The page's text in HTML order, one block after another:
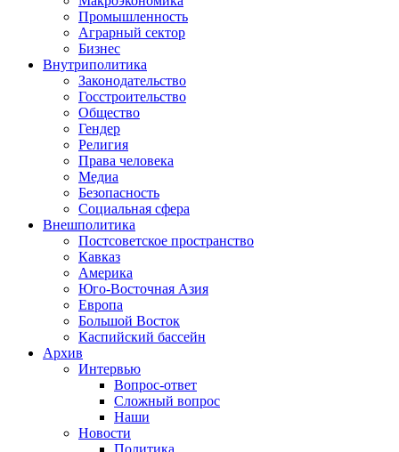
Промышленность
Аграрный сектор
Бизнес
Внутриполитика
Законодательство
Госстроительство
Общество
Гендер
Религия
Права человека
Медиа
Безопасность
Социальная сфера
Внешполитика
Постсоветское пространство
Кавказ
Америка
Юго-Восточная Азия
Европа
Большой Восток
Каспийский бассейн
Архив
Интервью
Вопрос-ответ
Сложный вопрос
Наши
Новости
Политика